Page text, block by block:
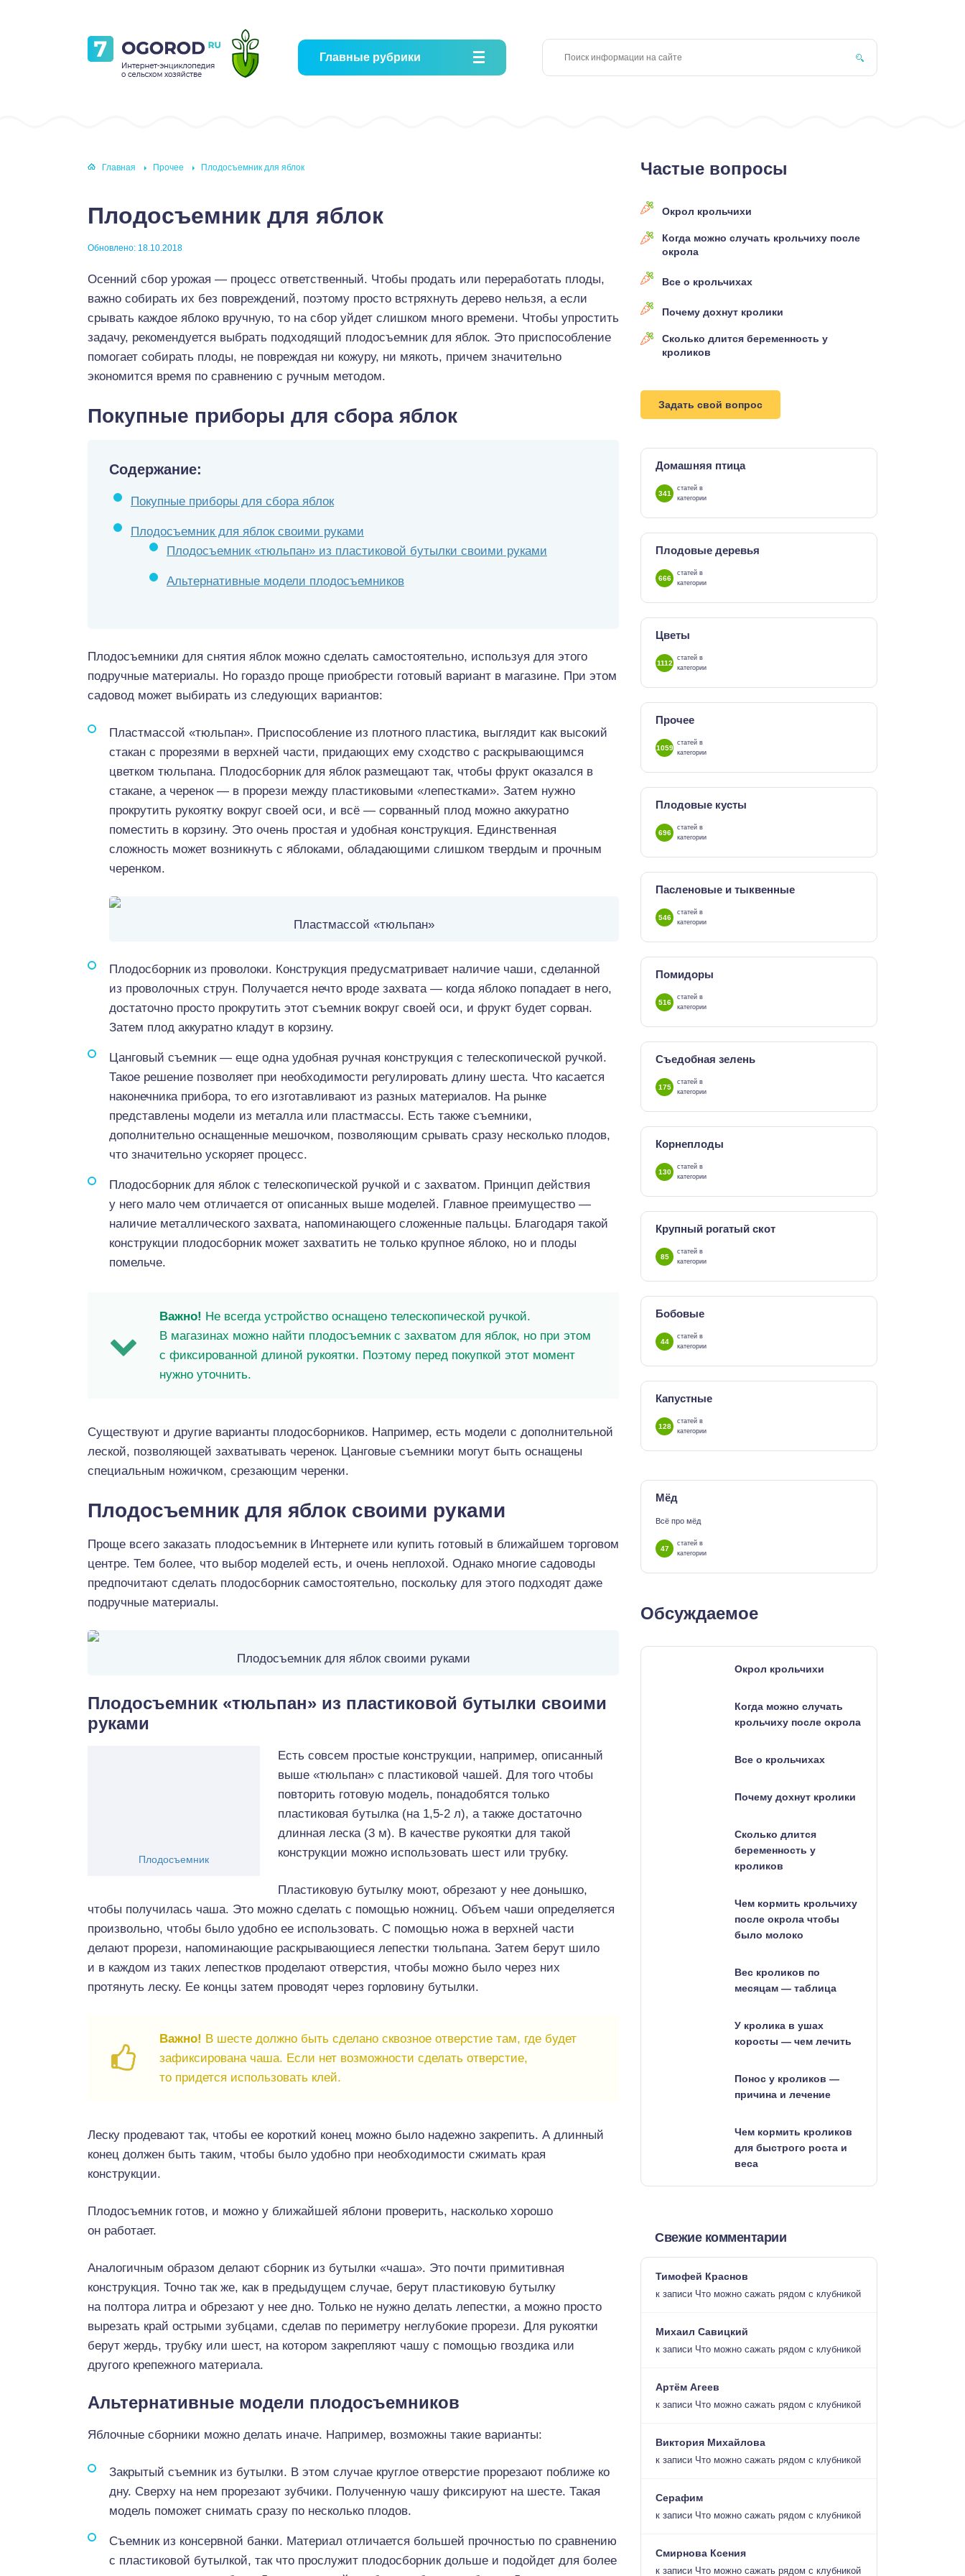
Главные рубрики
Главная Прочее Плодосъемник для яблок
Плодосъемник для яблок
Обновлено: 18.10.2018
Осенний сбор урожая — процесс ответственный. Чтобы продать или переработать плоды,
важно собирать их без повреждений, поэтому просто встряхнуть дерево нельзя, а если
срывать каждое яблоко вручную, то на сбор уйдет слишком много времени. Чтобы упростить
задачу, рекомендуется выбрать подходящий плодосъемник для яблок. Это приспособление
помогает собирать плоды, не повреждая ни кожуру, ни мякоть, причем значительно
экономится время по сравнению с ручным методом.
Покупные приборы для сбора яблок
Содержание:
Покупные приборы для сбора яблок
Плодосъемник для яблок своими руками
Плодосъемник «тюльпан» из пластиковой бутылки своими руками
Альтернативные модели плодосъемников
Плодосъемники для снятия яблок можно сделать самостоятельно, используя для этого
подручные материалы. Но гораздо проще приобрести готовый вариант в магазине. При этом
садовод может выбирать из следующих вариантов:
Пластмассой «тюльпан». Приспособление из плотного пластика, выглядит как высокий
стакан с прорезями в верхней части, придающих ему сходство с раскрывающимся
цветком тюльпана. Плодосборник для яблок размещают так, чтобы фрукт оказался в
стакане, а черенок — в прорези между пластиковыми «лепестками». Затем нужно
прокрутить рукоятку вокруг своей оси, и всё — сорванный плод можно аккуратно
поместить в корзину. Это очень простая и удобная конструкция. Единственная
сложность может возникнуть с яблоками, обладающими слишком твердым и прочным
черенком.
Пластмассой «тюльпан»
Плодосборник из проволоки. Конструкция предусматривает наличие чаши, сделанной
из проволочных струн. Получается нечто вроде захвата — когда яблоко попадает в него,
достаточно просто прокрутить этот съемник вокруг своей оси, и фрукт будет сорван.
Затем плод аккуратно кладут в корзину.
Цанговый съемник — еще одна удобная ручная конструкция с телескопической ручкой.
Такое решение позволяет при необходимости регулировать длину шеста. Что касается
наконечника прибора, то его изготавливают из разных материалов. На рынке
представлены модели из металла или пластмассы. Есть также съемники,
дополнительно оснащенные мешочком, позволяющим срывать сразу несколько плодов,
что значительно ускоряет процесс.
Плодосборник для яблок с телескопической ручкой и с захватом. Принцип действия
у него мало чем отличается от описанных выше моделей. Главное преимущество —
наличие металлического захвата, напоминающего сложенные пальцы. Благодаря такой
конструкции плодосборник может захватить не только крупное яблоко, но и плоды
помельче.
Важно! Не всегда устройство оснащено телескопической ручкой.
В магазинах можно найти плодосъемник с захватом для яблок, но при этом
с фиксированной длиной рукоятки. Поэтому перед покупкой этот момент
нужно уточнить.
Существуют и другие варианты плодосборников. Например, есть модели с дополнительной
леской, позволяющей захватывать черенок. Цанговые съемники могут быть оснащены
специальным ножичком, срезающим черенки.
Плодосъемник для яблок своими руками
Проще всего заказать плодосъемник в Интернете или купить готовый в ближайшем торговом
центре. Тем более, что выбор моделей есть, и очень неплохой. Однако многие садоводы
предпочитают сделать плодосборник самостоятельно, поскольку для этого подходят даже
подручные материалы.
Плодосъемник для яблок своими руками
Плодосъемник «тюльпан» из пластиковой бутылки своими
руками
Плодосъемник
Есть совсем простые конструкции, например, описанный
выше «тюльпан» с пластиковой чашей. Для того чтобы
повторить готовую модель, понадобятся только
пластиковая бутылка (на 1,5-2 л), а также достаточно
длинная леска (3 м). В качестве рукоятки для такой
конструкции можно использовать шест или трубку.
Пластиковую бутылку моют, обрезают у нее донышко,
чтобы получилась чаша. Это можно сделать с помощью ножниц. Объем чаши определяется
произвольно, чтобы было удобно ее использовать. С помощью ножа в верхней части
делают прорези, напоминающие раскрывающиеся лепестки тюльпана. Затем берут шило
и в каждом из таких лепестков проделают отверстия, чтобы можно было через них
протянуть леску. Ее концы затем проводят через горловину бутылки.
Важно! В шесте должно быть сделано сквозное отверстие там, где будет
зафиксирована чаша. Если нет возможности сделать отверстие,
то придется использовать клей.
Леску продевают так, чтобы ее короткий конец можно было надежно закрепить. А длинный
конец должен быть таким, чтобы было удобно при необходимости сжимать края
конструкции.
Плодосъемник готов, и можно у ближайшей яблони проверить, насколько хорошо
он работает.
Аналогичным образом делают сборник из бутылки «чаша». Это почти примитивная
конструкция. Точно так же, как в предыдущем случае, берут пластиковую бутылку
на полтора литра и обрезают у нее дно. Только не нужно делать лепестки, а можно просто
вырезать край острыми зубцами, сделав по периметру неглубокие прорези. Для рукоятки
берут жердь, трубку или шест, на котором закрепляют чашу с помощью гвоздика или
другого крепежного материала.
Альтернативные модели плодосъемников
Яблочные сборники можно делать иначе. Например, возможны такие варианты:
Закрытый съемник из бутылки. В этом случае круглое отверстие прорезают поближе ко
дну. Сверху на нем прорезают зубчики. Полученную чашу фиксируют на шесте. Такая
модель поможет снимать сразу по несколько плодов.
Съемник из консервной банки. Материал отличается большей прочностью по сравнению
с пластиковой бутылкой, так что прослужит плодосборник дольше и подойдет для более
Частые вопросы
Окрол крольчихи
Когда можно случать крольчиху после
окрола
Все о крольчихах
Почему дохнут кролики
Сколько длится беременность у
кроликов
Задать свой вопрос
Домашняя птица
341
статей в
категории
Плодовые деревья
666
статей в
категории
Цветы
1112
статей в
категории
Прочее
1059
статей в
категории
Плодовые кусты
696
статей в
категории
Пасленовые и тыквенные
546
статей в
категории
Помидоры
516
статей в
категории
Съедобная зелень
175
статей в
категории
Корнеплоды
130
статей в
категории
Крупный рогатый скот
85
статей в
категории
Бобовые
44
статей в
категории
Капустные
128
статей в
категории
Мёд
Всё про мёд
47
статей в
категории
Обсуждаемое
Окрол крольчихи
Когда можно случать
крольчиху после окрола
Все о крольчихах
Почему дохнут кролики
Сколько длится
беременность у
кроликов
Чем кормить крольчиху
после окрола чтобы
было молоко
Вес кроликов по
месяцам — таблица
У кролика в ушах
коросты — чем лечить
Понос у кроликов —
причина и лечение
Чем кормить кроликов
для быстрого роста и
веса
Свежие комментарии
Тимофей Краснов
к записи Что можно сажать рядом с клубникой
Михаил Савицкий
к записи Что можно сажать рядом с клубникой
Артём Агеев
к записи Что можно сажать рядом с клубникой
Виктория Михайлова
к записи Что можно сажать рядом с клубникой
Серафим
к записи Что можно сажать рядом с клубникой
Смирнова Ксения
к записи Что можно сажать рядом с клубникой